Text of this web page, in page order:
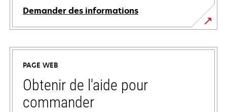
Demander des informations
PAGE WEB
Obtenir de l'aide pour
commander